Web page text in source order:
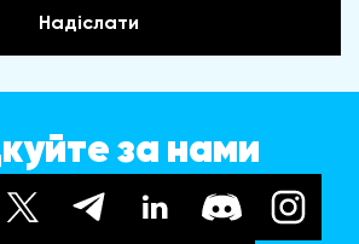
Надіслати
за нами